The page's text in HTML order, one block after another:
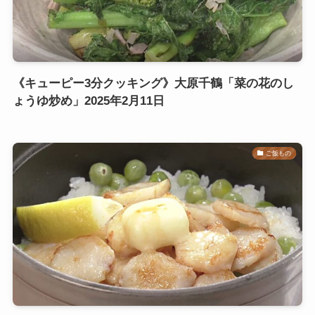
《キューピー3分クッキング》大原千鶴「菜の花のし
ょうゆ炒め」2025年2月11日
ご飯もの